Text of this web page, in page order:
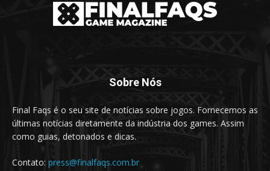
Sobre Nós
Final Faqs é o seu site de notícias sobre jogos. Fornecemos as
últimas notícias diretamente da indústria dos games. Assim
como guias, detonados e dicas.
Contato: press@finalfaqs.com.br